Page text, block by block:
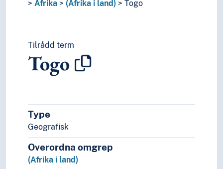
Litteratur
Pedagogikk
Psykologi
Realfag
Samfunnsvitenskap
Språk
Tid i enheter, stadier og perioder
Afrika
(Afrika i land) Togo
Tilrådd term
Togo
Type
Geografisk
Overordna omgrep
(Afrika i land)